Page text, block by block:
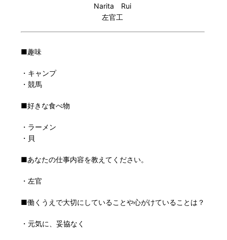
Narita Rui
左官工
■趣味
・キャンプ
・競馬
■好きな食べ物
・ラーメン
・貝
■あなたの仕事内容を教えてください。
・左官
■働くうえで大切にしていることや心がけていることは？
・元気に、妥協なく